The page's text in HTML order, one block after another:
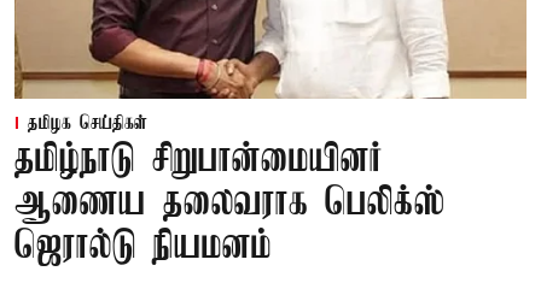
தமிழக செய்திகள்
தமிழ்நாடு சிறுபான்மையினர்
ஆணைய தலைவராக பெலிக்ஸ்
ஜெரால்டு நியமனம்